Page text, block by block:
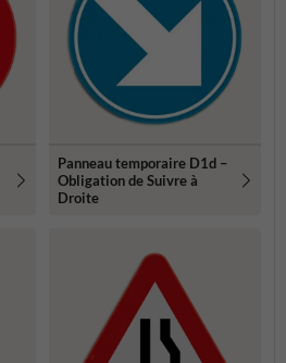
Panneau temporaire D1d –
Obligation de Suivre à
Droite